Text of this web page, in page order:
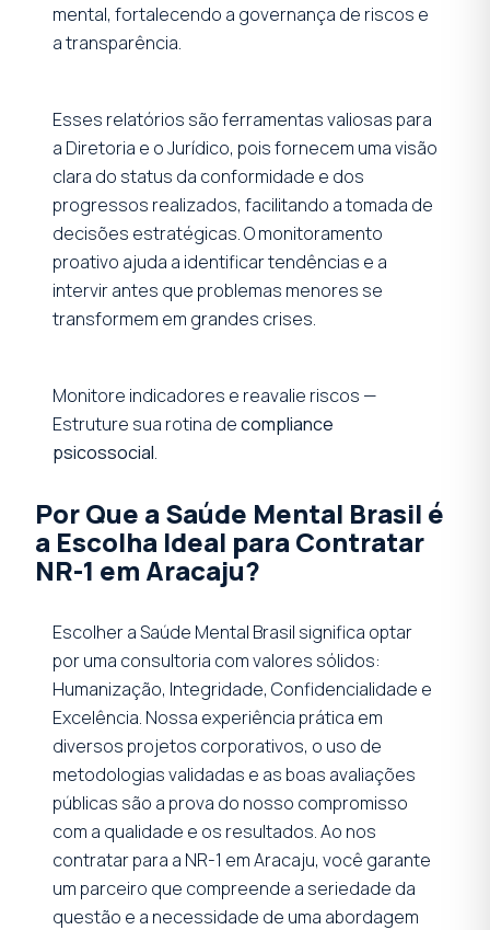
mental, fortalecendo a governança de riscos e
a transparência.
Esses relatórios são ferramentas valiosas para
a Diretoria e o Jurídico, pois fornecem uma visão
clara do status da conformidade e dos
progressos realizados, facilitando a tomada de
decisões estratégicas. O monitoramento
proativo ajuda a identificar tendências e a
intervir antes que problemas menores se
transformem em grandes crises.
Monitore indicadores e reavalie riscos —
Estruture sua rotina decompliance
psicossocial.
Por Que a Saúde Mental Brasil é
a Escolha Ideal para Contratar
NR-1 em Aracaju?
Escolher a Saúde Mental Brasil significa optar
por uma consultoria com valores sólidos:
Humanização, Integridade, Confidencialidade e
Excelência. Nossa experiência prática em
diversos projetos corporativos, o uso de
metodologias validadas e as boas avaliações
públicas são a prova do nosso compromisso
com a qualidade e os resultados. Ao nos
contratar para a NR-1 em Aracaju, você garante
um parceiro que compreende a seriedade da
questão e a necessidade de uma abordagem